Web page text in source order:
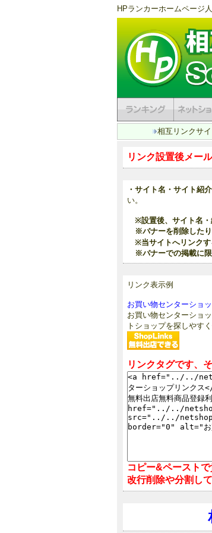
HPランカーホームページ
相互リンクサ
リンク設置後メー
・サイト名 ・サイト紹
い。
※設置後、サイト名・
※バナーを削除したり
※当サイトへリンクす
※バナーでの掲載に限
リンク表示例
お買い物センターショ
お買い物センターショ
トショップを探しやす
リンクタグです、
コピー&ペースト
改行削除や分割し